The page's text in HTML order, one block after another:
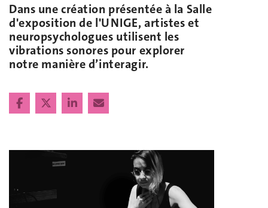
Dans une création présentée à la Salle
d'exposition de l'UNIGE, artistes et
neuropsychologues utilisent les
vibrations sonores pour explorer
notre manière d’interagir.